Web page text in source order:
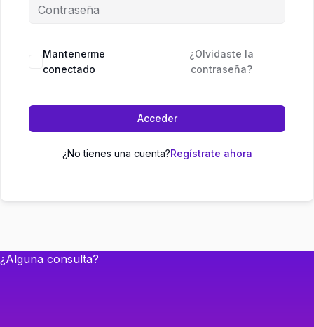
Mantenerme
conectado
¿Olvidaste la
contraseña?
Acceder
¿No tienes una cuenta?Regístrate ahora
¿Alguna consulta?